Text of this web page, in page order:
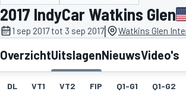
2017 IndyCar Watkins Glen
1 sep 2017 tot 3 sep 2017| Watkins Glen
OverzichtUitslagenNieuwsVideo's
DL VT1 VT2 FIP Q1-G1 Q1-G2